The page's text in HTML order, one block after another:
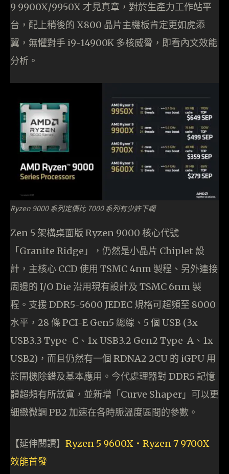
9 9900X/9950X 才見真章，對於生產力工作站平
台，配上稍後的 X800 晶片主機板肯定更如虎添
翼，無懼對手 i9-14900K 多核威脅，即看內文效能
分析。
Ryzen 9000 系列定價比 7000 系列有少許下調
Zen 5 架構桌面版 Ryzen 9000 核心代號
「Granite Ridge」，仍然是小晶片 Chiplet 設
計，主核心 CCD 使用 TSMC 4nm 製程、另外連接
周邊的 I/O Die 沿用現有設計及 TSMC 6nm 製
程。支援 DDR5-5600 JEDEC 規格可超頻至 8000
水平，28 條 PCI-E Gen5 總線、5 個 USB (3x
USB3.3 Type-C、1x USB3.2 Gen2 Type-A、1x
USB2)，而且仍然有一個 RDNA2 2CU 的 iGPU 用
於開機除錯及基本應用。今代處理器對 DDR5 記憶
體超頻有所放寬，並新增「Curve Shaper」可以更
細緻微調 PB2 加速在各時脈溫度區間的參數。
【延伸閱讀】 Ryzen 5 9600X‧Ryzen 7 9700X
效能首發